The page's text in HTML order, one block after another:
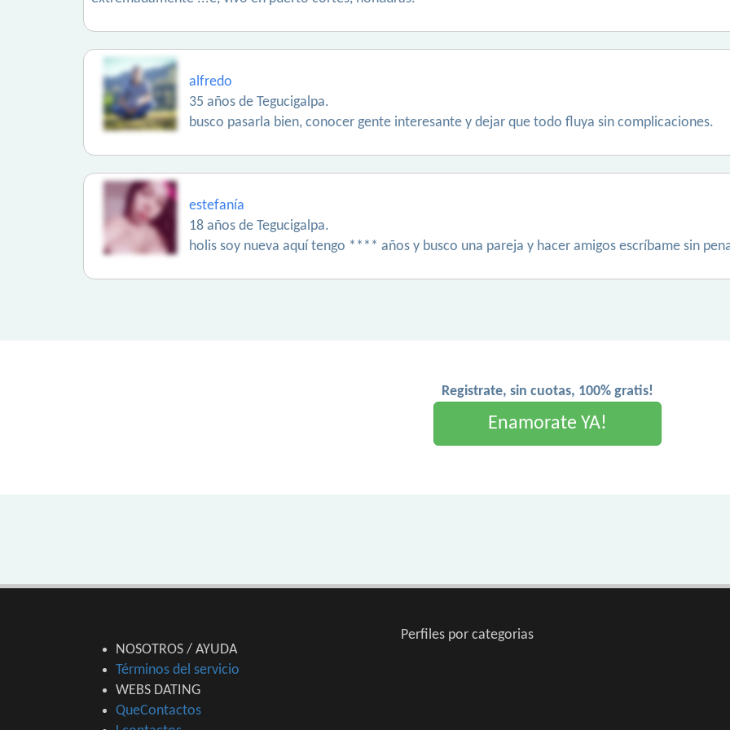
alfredo
35 años de Tegucigalpa.
busco pasarla bien, conocer gente interesante y dejar que todo fluya sin complicaciones.
estefanía
18 años de Tegucigalpa.
holis soy nueva aquí tengo **** años y busco una pareja y hacer amigos escríbame sin
Registrate, sin cuotas, 100% gratis!
Enamorate YA!
NOSOTROS / AYUDA
Términos del servicio
WEBS DATING
QueContactos
Perfiles por categorias